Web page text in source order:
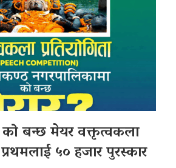
बन्छ मेयर वक्तृत्वकला
५० हजार पुरस्कार